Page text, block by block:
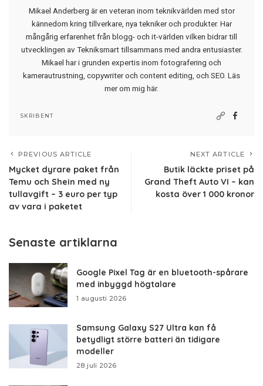
Mikael Anderberg är en veteran inom teknikvärlden med stor
kännedom kring tillverkare, nya tekniker och produkter. Har
mångårig erfarenhet från blogg- och it-världen vilken bidrar till
utvecklingen av Tekniksmart tillsammans med andra entusiaster.
Mikael har i grunden expertis inom fotografering och
kamerautrustning, copywriter och content editing, och SEO. Läs
mer om mig här.
SKRIBENT
PREVIOUS ARTICLE
Mycket dyrare paket från
Temu och Shein med ny
tullavgift – 3 euro per typ
av vara i paketet
NEXT ARTICLE
Butik läckte priset på
Grand Theft Auto VI – kan
kosta över 1 000 kronor
Senaste artiklarna
Google Pixel Tag är en bluetooth-spårare
med inbyggd högtalare
1 augusti 2026
Samsung Galaxy S27 Ultra kan få
betydligt större batteri än tidigare
modeller
28 juli 2026